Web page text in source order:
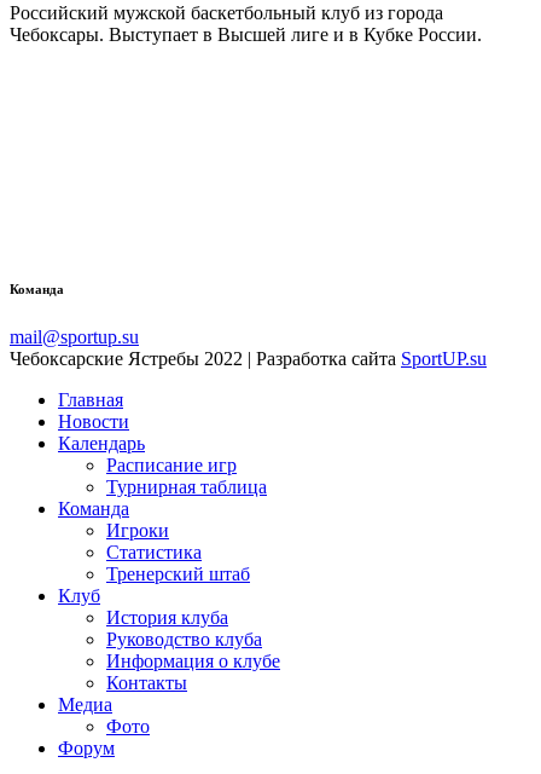
Российский мужской баскетбольный клуб из города
Чебоксары. Выступает в Высшей лиге и в Кубке России.
Команда
mail@sportup.su
Чебоксарские Ястребы 2022 | Разработка сайта SportUP.su
Главная
Новости
Календарь
Расписание игр
Турнирная таблица
Команда
Игроки
Статистика
Тренерский штаб
Клуб
История клуба
Руководство клуба
Информация о клубе
Контакты
Медиа
Фото
Форум